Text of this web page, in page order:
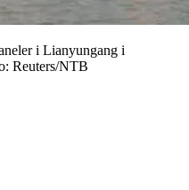
i Lianyungang i
Reuters/NTB